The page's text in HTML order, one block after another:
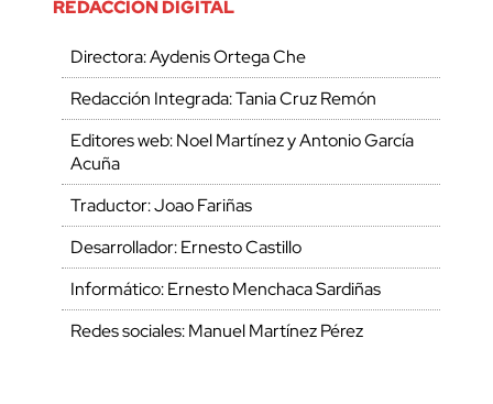
REDACCIÓN DIGITAL
Directora: Aydenis Ortega Che
Redacción Integrada: Tania Cruz Remón
Editores web: Noel Martínez y Antonio García
Acuña
Traductor: Joao Fariñas
Desarrollador: Ernesto Castillo
Informático: Ernesto Menchaca Sardiñas
Redes sociales: Manuel Martínez Pérez